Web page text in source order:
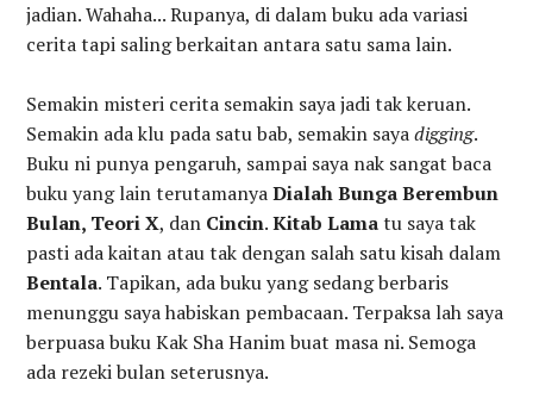
jadian. Wahaha... Rupanya, di dalam buku ada variasi
cerita tapi saling berkaitan antara satu sama lain.
Semakin misteri cerita semakin saya jadi tak keruan.
Semakin ada klu pada satu bab, semakin sayadigging.
Buku ni punya pengaruh, sampai saya nak sangat baca
buku yang lain terutamanyaDialah Bunga Berembun
Bulan, Teori X, dan Cincin.Kitab Lamatu saya tak
pasti ada kaitan atau tak dengan salah satu kisah dalam
Bentala. Tapikan, ada buku yang sedang berbaris
menunggu saya habiskan pembacaan. Terpaksa lah saya
berpuasa buku Kak Sha Hanim buat masa ni. Semoga
ada rezeki bulan seterusnya.